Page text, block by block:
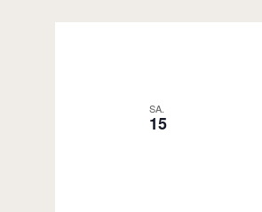
SA.
15